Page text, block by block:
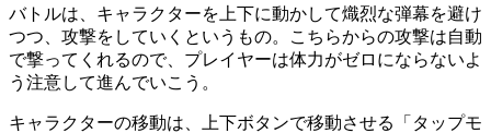
バトルは、キャラクターを 上下に動かして熾烈な弾幕を避け
つつ 、攻撃をしていくというもの。こちらからの攻撃は自動
で撃ってくれるので、プレイヤーは体力がゼロにならないよ
う注意して進んでいこう。
キャラクターの移動は、上下ボタンで移動させる 「タップモ